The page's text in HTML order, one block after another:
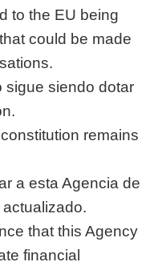
to the EU being
could be made
sigue siendo dotar
remains
a esta Agencia de
that this Agency
financial